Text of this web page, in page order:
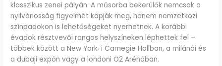
klasszikus zenei pályán. A műsorba bekerülők nemcsak a
nyilvánosság figyelmét kapják meg, hanem nemzetközi
színpadokon is lehetőségeket nyerhetnek. A korábbi
évadok résztvevői rangos helyszíneken léphettek fel –
többek között a New York-i Carnegie Hallban, a milánói és
a dubaji expón vagy a londoni O2 Arénában.